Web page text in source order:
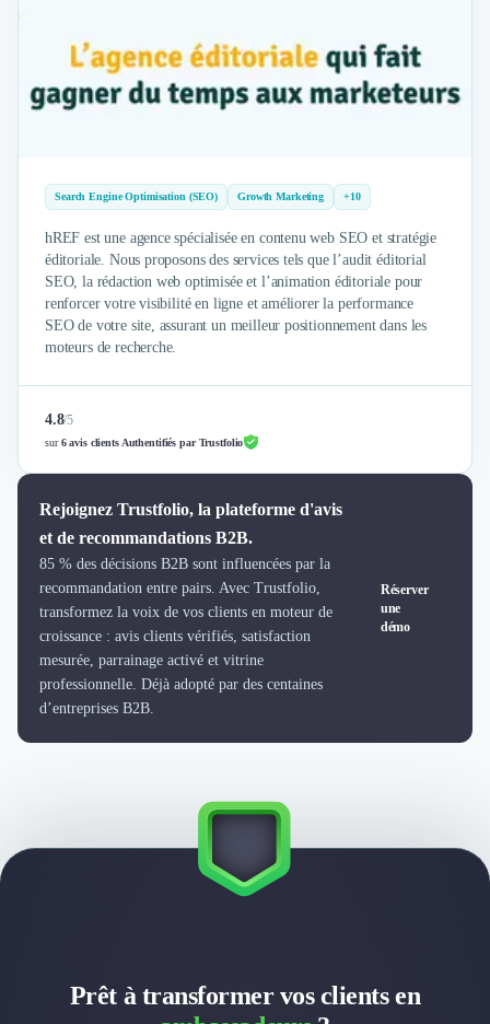
Communication
Influence Marketing
Veille commerciale
Études Marketing
Présentations PowerPoint
SMS Marketing
Email Marketing
Data Marketing
Logiciel Marketing
Logiciel Commercial
Subventions & Aides
Levée de fonds
Droit des Affaires
Externalisation Administrative
Droit Commercial
Droit du Travail
Propriété Intellectuelle (IP/IT)
Banque
Gestion de trésorerie
Recouvrement
Fiscalité
Design Industriel
Search Engine Optimisation (SEO) Growth Marketing +10
hREF est une agence spécialisée en contenu web SEO et stratégie
éditoriale. Nous proposons des services tels que l’audit éditorial
SEO, la rédaction web optimisée et l’animation éditoriale pour
renforcer votre visibilité en ligne et améliorer la performance
SEO de votre site, assurant un meilleur positionnement dans les
moteurs de recherche.
4.8/5
sur6 avis clients Authentifiés par Trustfolio
Rejoignez Trustfolio, la plateforme d'avis
et de recommandations B2B.
85 % des décisions B2B sont influencées par la
recommandation entre pairs. Avec Trustfolio,
transformez la voix de vos clients en moteur de
croissance : avis clients vérifiés, satisfaction
mesurée, parrainage activé et vitrine
professionnelle. Déjà adopté par des centaines
d’entreprises B2B.
Réserver
une
démo
Prêt à transformer vos clients en